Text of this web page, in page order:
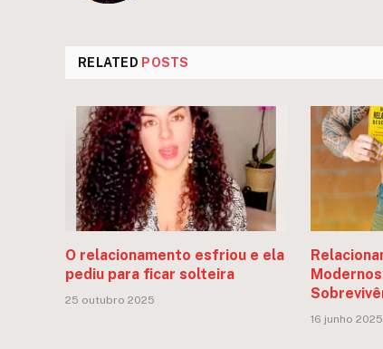
RELATED POSTS
O relacionamento esfriou e ela
pediu para ficar solteira
25 outubro 2025
16 junho 2025